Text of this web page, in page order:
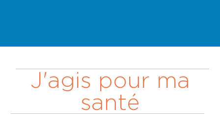
J'agis pour ma
santé